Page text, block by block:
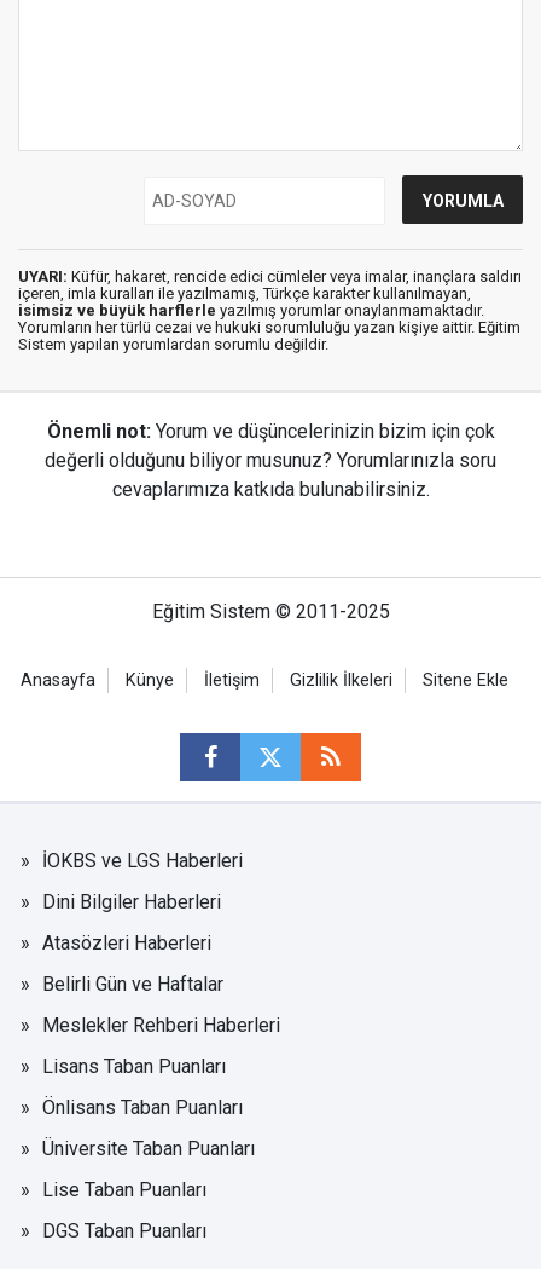
UYARI: Küfür, hakaret, rencide edici cümleler veya imalar, inançlara saldırı
içeren, imla kuralları ile yazılmamış, Türkçe karakter kullanılmayan,
isimsiz ve büyük harflerle yazılmış yorumlar onaylanmamaktadır.
Yorumların her türlü cezai ve hukuki sorumluluğu yazan kişiye aittir. Eğitim
Sistem yapılan yorumlardan sorumlu değildir.
Önemli not: Yorum ve düşüncelerinizin bizim için çok
değerli olduğunu biliyor musunuz? Yorumlarınızla soru
cevaplarımıza katkıda bulunabilirsiniz.
Eğitim Sistem © 2011-2025
Anasayfa Künye İletişim Gizlilik İlkeleri Sitene Ekle
İOKBS ve LGS Haberleri
Dini Bilgiler Haberleri
Atasözleri Haberleri
Belirli Gün ve Haftalar
Meslekler Rehberi Haberleri
Lisans Taban Puanları
Önlisans Taban Puanları
Üniversite Taban Puanları
Lise Taban Puanları
DGS Taban Puanları